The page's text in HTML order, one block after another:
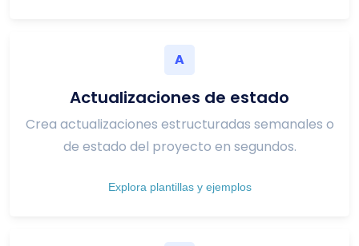
A
Actualizaciones de estado
Crea actualizaciones estructuradas semanales o
de estado del proyecto en segundos.
Explora plantillas y ejemplos